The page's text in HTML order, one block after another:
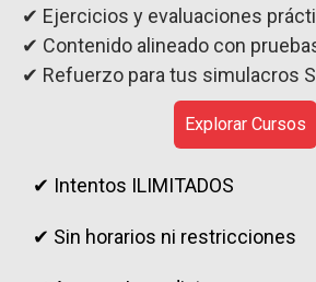
✔ Ejercicios y evaluaciones
✔ Contenido alineado con
✔ Refuerzo para tus simulacros
Explorar Cursos
✔ Intentos ILIMITADOS
✔ Sin horarios ni restricciones